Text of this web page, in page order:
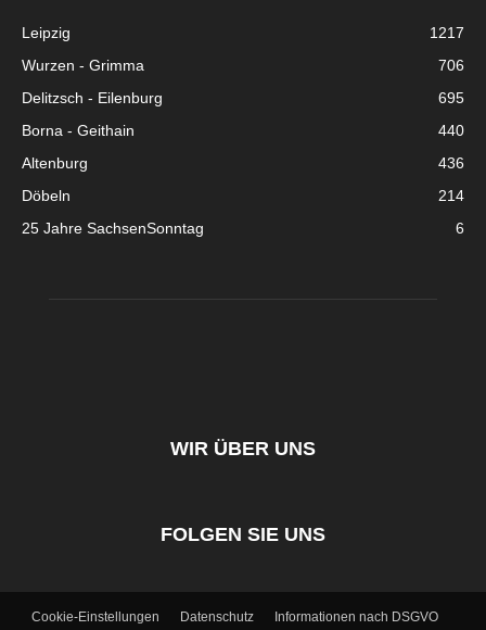
Leipzig
1217
Wurzen - Grimma
706
Delitzsch - Eilenburg
695
Borna - Geithain
440
Altenburg
436
Döbeln
214
25 Jahre SachsenSonntag
6
WIR ÜBER UNS
FOLGEN SIE UNS
Cookie-Einstellungen Datenschutz Informationen nach DSGVO